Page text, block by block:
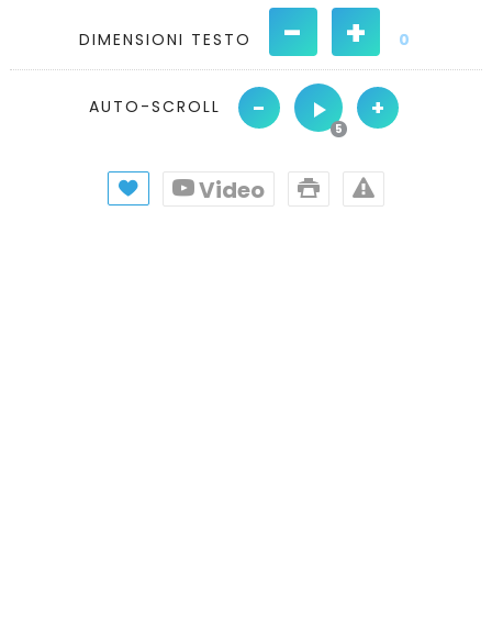
DIMENSIONI TESTO - + 0
AUTO-SCROLL - +
Video